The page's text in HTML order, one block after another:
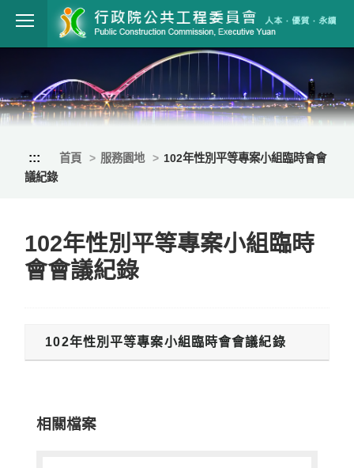
跳到主要內容
行政院公共工
::: 首頁 服務園地
102年性別平等專案小組臨時會會
議紀錄
102年性別平等專案小組臨時
會會議紀錄
102年性別平等專案小組臨時會會議紀錄
相關檔案